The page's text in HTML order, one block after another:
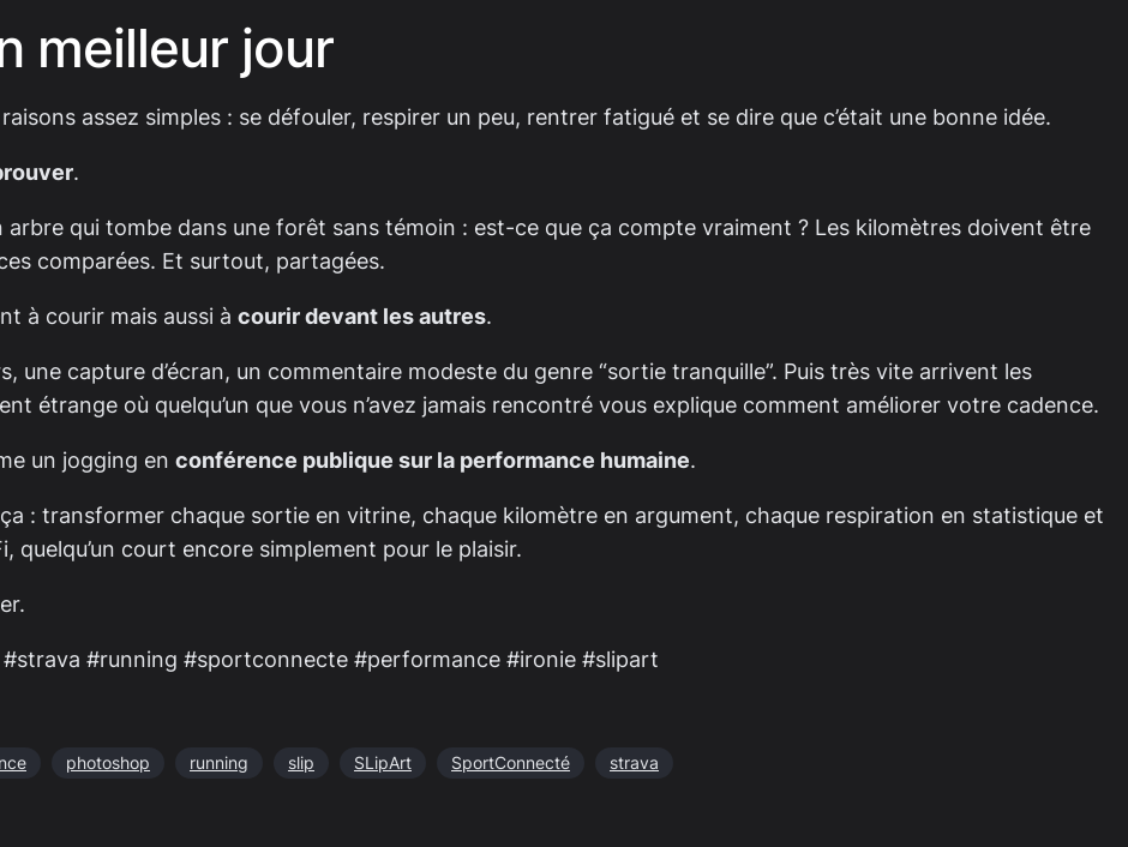
meilleur jour
assez simples : se défouler, respirer un peu, rentrer fatigué et se dire que c’était une bonne idée.
.
arbre qui tombe dans une forêt sans témoin : est-ce que ça compte vraiment ? Les kilomètres doivent être
comparées. Et surtout, partagées.
à courir mais aussi à courir devant les autres.
capture d’écran, un commentaire modeste du genre “sortie tranquille”. Puis très vite arrivent les
étrange où quelqu’un que vous n’avez jamais rencontré vous explique comment améliorer votre cadence.
un jogging en conférence publique sur la performance humaine.
: transformer chaque sortie en vitrine, chaque kilomètre en argument, chaque respiration en statistique et
court encore simplement pour le plaisir.
#running #sportconnecte #performance #ironie #slipart
photoshop running slip SLipArt SportConnecté strava